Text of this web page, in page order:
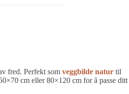
fred. Perfekt som veggbilde natur til
cm eller 80×120 cm for å passe ditt